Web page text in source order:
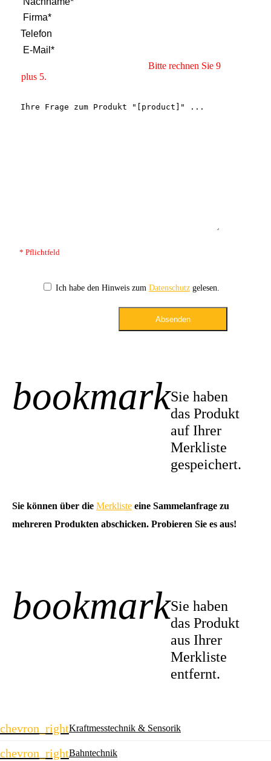
Bitte rechnen Sie 9
plus 5.
* Pflichtfeld
Ich habe den Hinweis zum Datenschutz gelesen.
Absenden
bookmarkSie haben
das Produkt
auf Ihrer
Merkliste
gespeichert.
Sie können über die Merkliste eine Sammelanfrage zu
mehreren Produkten abschicken. Probieren Sie es aus!
bookmarkSie haben
das Produkt
aus Ihrer
Merkliste
entfernt.
chevron_rightKraftmesstechnik & Sensorik
chevron_rightBahntechnik